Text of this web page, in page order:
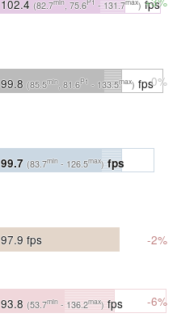
102.4 (82.7 , 75.6 - 131.7 ) fps
99.8 (85.5min, 81.6P1 - 133.5max) fps0%
99.7 (83.7min - 126.5max)fps
97.9fps -2%
93.8 (53.7min - 136.2max) fps -6%